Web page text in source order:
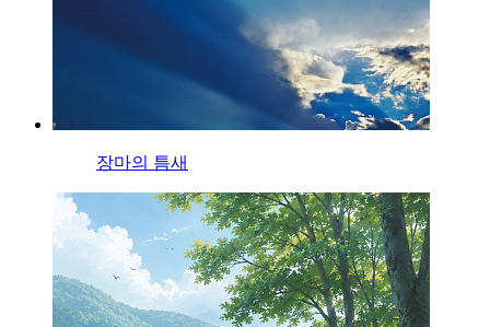
장마의 틈새